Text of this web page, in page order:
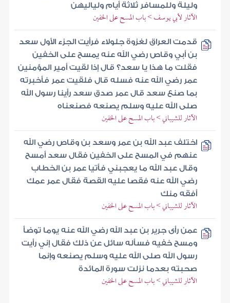
وليلة وللمسافر ثلاثة أيام ولياليهن
الآثار لأبي يوسف > باب المسح على الخفين
قدمت العراق لغزوة جلولاء فرأيت الجزء الأول سعد
بن أبي وقاص رضي الله عنه يمسح على الخفين
فقلت ما هذا يا سعد؟ قال إذا لقيت أمير المؤمنين
عمر رضي الله عنه فسله قال فلقيت عمر فأخبرته
بما صنع سعد قال عمر صدق سعد رأينا رسول الله
صلى الله عليه وسلم يصنعه فصنعناه
الآثار للشيباني > باب المسح على الخفين
اختلف عبد الله بن عمر وسعد بن وقاص رضي الله
عنهم في المسح على الخفين فقال سعد أمسح
وقال عبد الله ما يعجبني فأتيا عمر بن الخطاب
رضي الله عنه فقصا عليه القصة فقال عمر عمك
أفقه منك
الآثار للشيباني > باب المسح على الخفين
عمن رأى جرير بن عبد الله رضي الله عنه يوما توضأ
ومسح خفيه فسأله سائل عن ذلك فقال إني رأيت
رسول الله صلى الله عليه وسلم يصنعه وإنما
صحبته بعدما نزلت سورة المائدة
الآثار للشيباني > باب المسح على الخفين